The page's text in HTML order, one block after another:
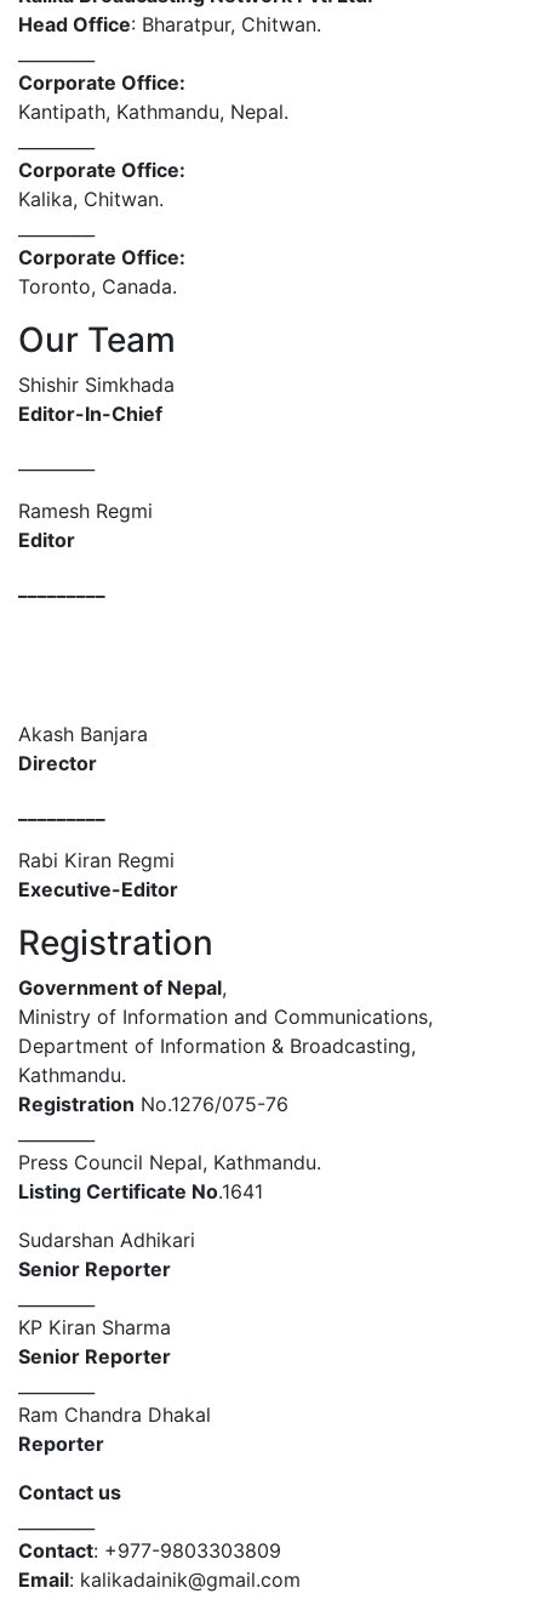
Head Office: Bharatpur, Chitwan.
Corporate Office:
Kantipath, Kathmandu, Nepal.
Corporate Office:
Kalika, Chitwan.
Corporate Office:
Toronto, Canada.
Our Team
Shishir Simkhada
Editor-In-Chief
Ramesh Regmi
Editor
Akash Banjara
Director
Rabi Kiran Regmi
Executive-Editor
Registration
Government of Nepal,
Ministry of Information and Communications,
Department of Information & Broadcasting,
Kathmandu.
Registration No.1276/075-76
Press Council Nepal, Kathmandu.
Listing Certificate No.1641
Sudarshan Adhikari
Senior Reporter
KP Kiran Sharma
Senior Reporter
Ram Chandra Dhakal
Reporter
Contact us
Contact: +977-9803303809
Email: kalikadainik@gmail.com